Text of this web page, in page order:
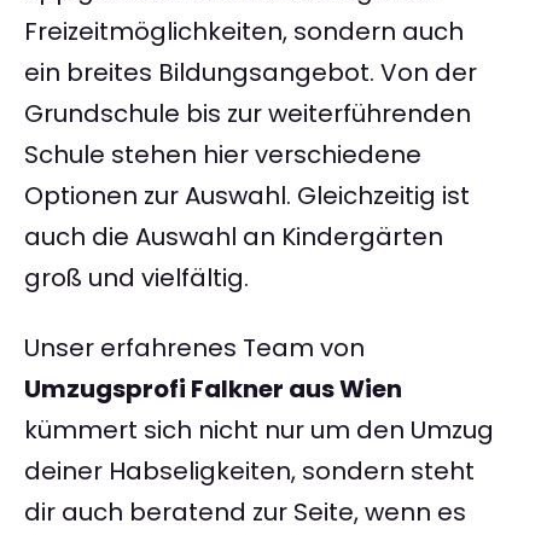
Freizeitmöglichkeiten, sondern auch
ein breites Bildungsangebot. Von der
Grundschule bis zur weiterführenden
Schule stehen hier verschiedene
Optionen zur Auswahl. Gleichzeitig ist
auch die Auswahl an Kindergärten
groß und vielfältig.
Unser erfahrenes Team von
Umzugsprofi Falkner aus Wien
kümmert sich nicht nur um den Umzug
deiner Habseligkeiten, sondern steht
dir auch beratend zur Seite, wenn es